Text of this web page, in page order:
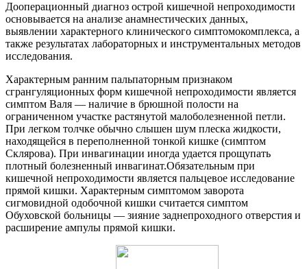
Дооперационный диагноз острой кишечной непроходимости
основывается на анализе анамнестических данных,
выявлении характерного клинического симптомокомплекса, а
также результатах лабораторных и инструментальных методов
исследования.
Характерным ранним пальпаторным признаком
сгрангуляционных форм кишечной непроходимости является
симптом Валя — наличие в брюшной полости на
ограниченном участке растянутой малоболезненной петли.
При легком толчке обычно слышен шум плеска жидкости,
находящейся в переполненной тонкой кишке (симптом
Склярова). При инвагинации иногда удается прощупать
плотный болезненный инвагинат.Обязательным при
кишечной непроходимости является пальцевое исследование
прямой кишки. Характерным симптомом заворота
сигмовидной одобочной кишки считается симптом
Обуховской больницы — зияние заднепроходного отверстия и
расширение ампулы прямой кишки.